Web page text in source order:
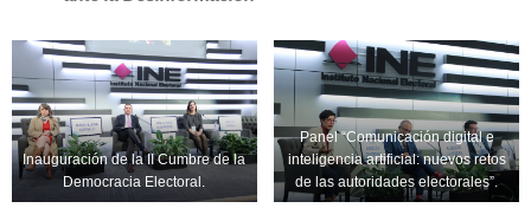
Inauguración de la II Cumbre de la
Democracia Electoral.
Panel “Comunicación digital e
inteligencia artificial: nuevos retos
de las autoridades electorales”.